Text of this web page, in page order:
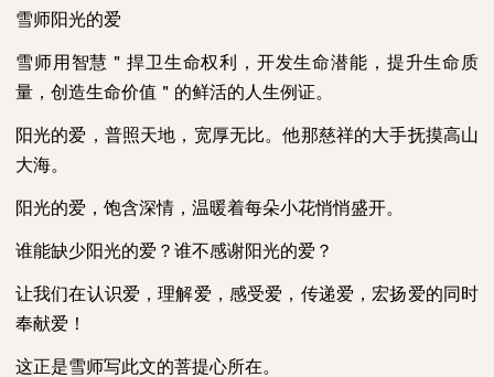
雪师阳光的爱
雪师用智慧＂捍卫生命权利，开发生命潜能，提升生命质
量，创造生命价值＂的鲜活的人生例证。
阳光的爱，普照天地，宽厚无比。他那慈祥的大手抚摸高山
大海。
阳光的爱，饱含深情，温暖着每朵小花悄悄盛开。
谁能缺少阳光的爱？谁不感谢阳光的爱？
让我们在认识爱，理解爱，感受爱，传递爱，宏扬爱的同时
奉献爱！
这正是雪师写此文的菩提心所在。